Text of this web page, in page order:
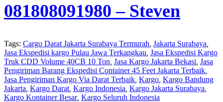
081808091980 – Steven
Tags: Cargo Darat Jakarta Surabaya Termurah Jakarta Surabaya
Jasa Ekspedisi kargo Pulau Jawa Terkangkau Jasa Ekspedisi Kargo
Truk CDD Volume 40CB 10 Ton Jasa Kargo Jakarta Bekasi Jasa
Pengiriman Barang Ekspedisi Container 45 Feet Jakarta Terbaik
Jasa Pengiriman Kargo Via Darat Terbaik Kargo Kargo Bandung
Jakarta Kargo Darat Kargo Indonesia Kargo Jakarta Surabaya
Kargo Kontainer Besar, Kargo Seluruh Indonesia